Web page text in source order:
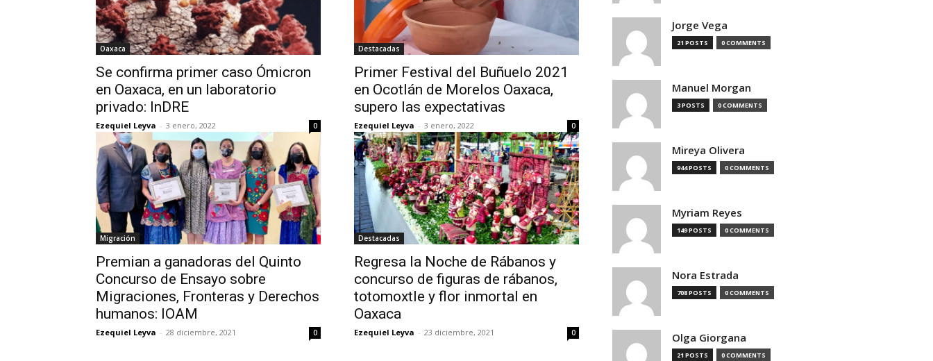
Oaxaca
Se confirma primer caso Ómicron
en Oaxaca, en un laboratorio
privado: InDRE
Ezequiel Leyva - 3 enero, 2022 0
Destacadas
Primer Festival del Buñuelo 2021
en Ocotlán de Morelos Oaxaca,
supero las expectativas
Ezequiel Leyva - 3 enero, 2022 0
Migración
Premian a ganadoras del Quinto
Concurso de Ensayo sobre
Migraciones, Fronteras y Derechos
humanos: IOAM
Ezequiel Leyva - 28 diciembre, 2021 0
Destacadas
Regresa la Noche de Rábanos y
concurso de figuras de rábanos,
totomoxtle y flor inmortal en
Oaxaca
Ezequiel Leyva - 23 diciembre, 2021 0
Jorge Vega
21 POSTS 0 COMMENTS
Manuel Morgan
3 POSTS 0 COMMENTS
Mireya Olivera
944 POSTS 0 COMMENTS
Myriam Reyes
149 POSTS 0 COMMENTS
Nora Estrada
708 POSTS 0 COMMENTS
Olga Giorgana
21 POSTS 0 COMMENTS